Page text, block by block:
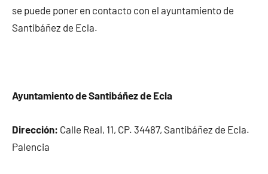
se puede poner en contacto con el ayuntamiento de
Santibáñez de Ecla.
Ayuntamiento de Santibáñez de Ecla
Dirección: Calle Real, 11, CP. 34487, Santibáñez de Ecla.
Palencia